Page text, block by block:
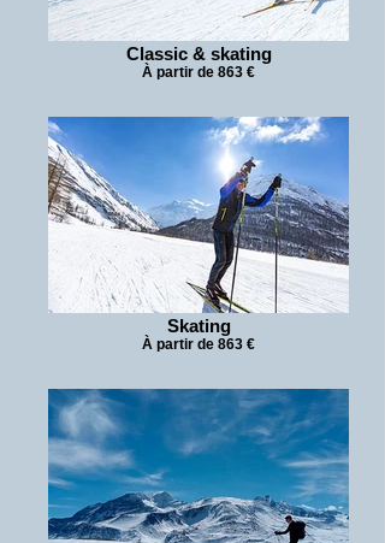
Classic & skating
À partir de 863 €
Skating
À partir de 863 €